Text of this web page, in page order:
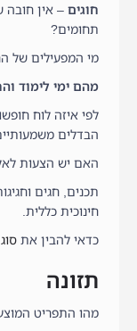
חוגים– אין חובה
תחומים?
מי המפעילים של
מהם ימי לימוד
לפי איזה לוח
הבדלים
האם יש הצעות
תכנים, חגים
חינוכית כללית.
כדאי להבין את
תזונה
מהו התפריט